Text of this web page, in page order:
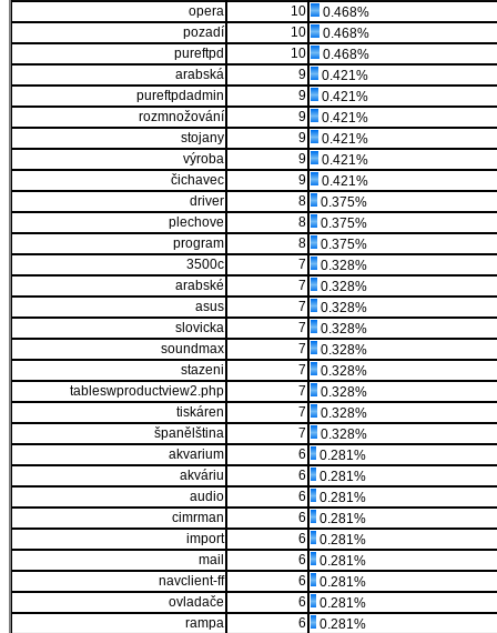
opera
10
0.468%
pozadí
10
0.468%
pureftpd
10
0.468%
arabská
9
0.421%
pureftpdadmin
9
0.421%
rozmnožování
9
0.421%
stojany
9
0.421%
výroba
9
0.421%
čichavec
9
0.421%
driver
8
0.375%
plechove
8
0.375%
program
8
0.375%
3500c
7
0.328%
arabské
7
0.328%
asus
7
0.328%
slovicka
7
0.328%
soundmax
7
0.328%
stazeni
7
0.328%
tableswproductview2.php
7
0.328%
tiskáren
7
0.328%
španělština
7
0.328%
akvarium
6
0.281%
akváriu
6
0.281%
audio
6
0.281%
cimrman
6
0.281%
import
6
0.281%
mail
6
0.281%
navclient-ff
6
0.281%
ovladače
6
0.281%
rampa
6
0.281%